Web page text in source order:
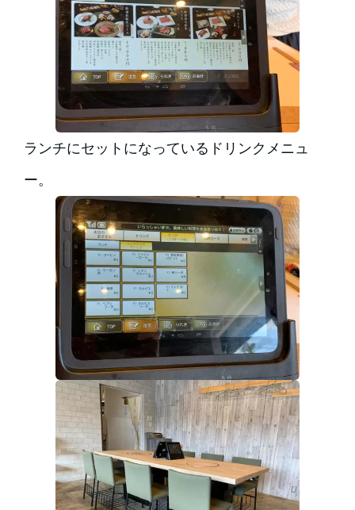
ランチにセットになっているドリンクメニュ
ー。